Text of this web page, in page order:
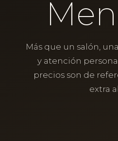
Más que un salón,
y atención
precios son de
extra